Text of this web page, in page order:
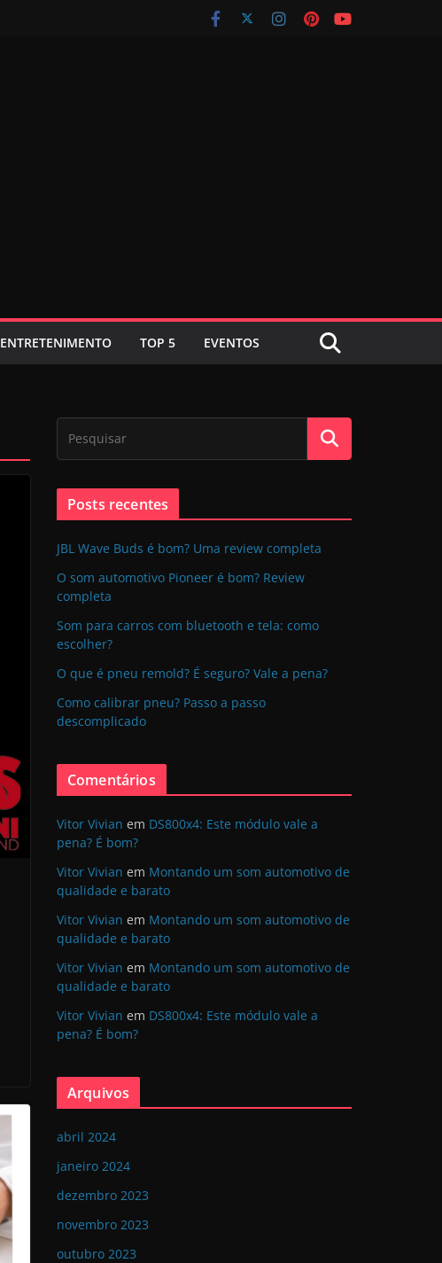
ENTRETENIMENTO TOP 5 EVENTOS
Posts recentes
JBL Wave Buds é bom? Uma review completa
O som automotivo Pioneer é bom? Review
completa
Som para carros com bluetooth e tela: como
escolher?
O que é pneu remold? É seguro? Vale a pena?
Como calibrar pneu? Passo a passo
descomplicado
Comentários
Vitor Vivian em DS800x4: Este módulo vale a
pena? É bom?
Vitor Vivian em Montando um som automotivo de
qualidade e barato
Vitor Vivian em Montando um som automotivo de
qualidade e barato
Vitor Vivian em Montando um som automotivo de
qualidade e barato
Vitor Vivian em DS800x4: Este módulo vale a
pena? É bom?
Arquivos
abril 2024
janeiro 2024
dezembro 2023
novembro 2023
outubro 2023